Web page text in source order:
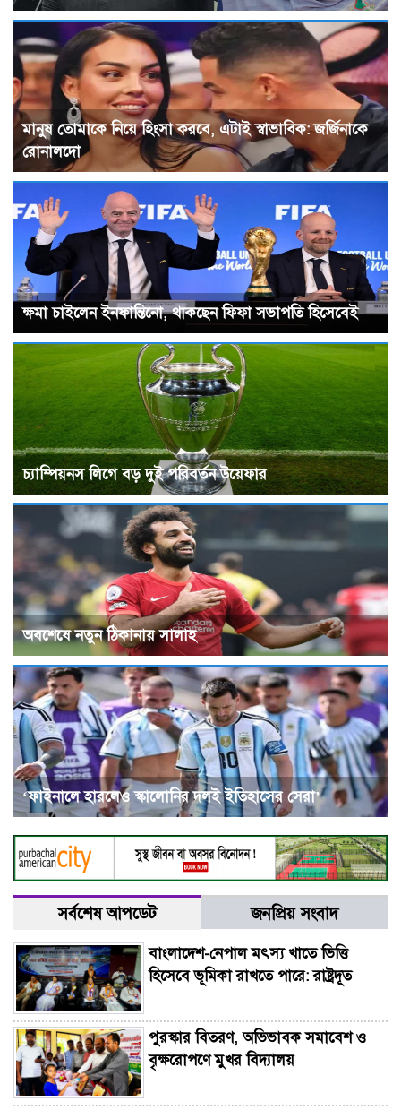
মানুষ তোমাকে নিয়ে হিংসা করবে, এটাই স্বাভাবিক: জর্জিনাকে
রোনালদো
ক্ষমা চাইলেন ইনফান্তিনো, থাকছেন ফিফা সভাপতি হিসেবেই
চ্যাম্পিয়নস লিগে বড় দুই পরিবর্তন উয়েফার
অবশেষে নতুন ঠিকানায় সালাহ
‘ফাইনালে হারলেও স্কালোনির দলই ইতিহাসের সেরা’
সর্বশেষ আপডেট জনপ্রিয় সংবাদ
বাংলাদেশ-নেপাল মৎস্য খাতে ভিত্তি
হিসেবে ভূমিকা রাখতে পারে: রাষ্ট্রদূত
পুরস্কার বিতরণ, অভিভাবক সমাবেশ ও
বৃক্ষরোপণে মুখর বিদ্যালয়